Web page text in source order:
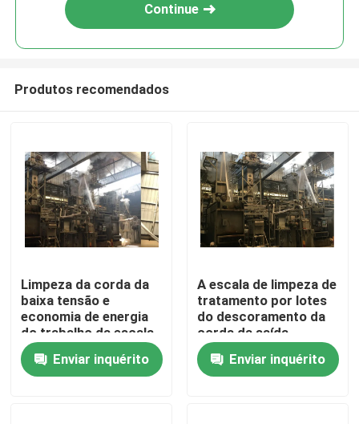
Casa
Continue
Produtos recomendados
Limpeza da corda da
baixa tensão e
economia de energia
do trabalho da escala
do descoramento
garantia de 1 ano
Enviar inquérito
A escala de limpeza de
tratamento por lotes
do descoramento da
corda da saída
apressa uma
economia de energia
de 180 M/Min
Enviar inquérito